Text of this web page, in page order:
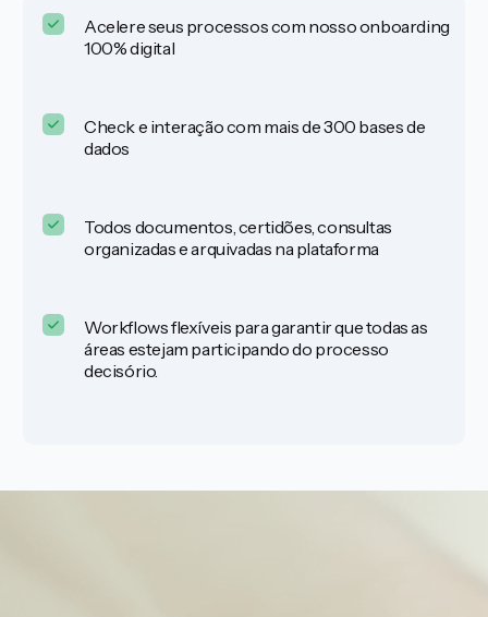
Acelere seus processos com nosso onboarding
100% digital
Check e interação com mais de 300 bases de
dados
Todos documentos, certidões, consultas
organizadas e arquivadas na plataforma
Workflows flexíveis para garantir que todas as
áreas estejam participando do processo
decisório.